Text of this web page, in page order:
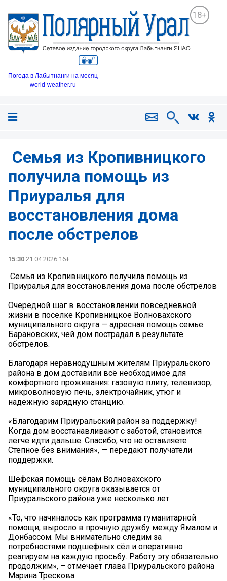
18+
Погода в Лабытнанги на месяц
world-weather.ru
️ Семья из Кропивницкого
получила помощь из
Приуралья для
восстановления дома
после обстрелов
15:30 21.04.2026 16+
️ Семья из Кропивницкого получила помощь из
Приуралья для восстановления дома после обстрелов
Очередной шаг в восстановлении повседневной
жизни в поселке Кропивницкое Волновахского
муниципального округа — адресная помощь семье
Барановских, чей дом пострадал в результате
обстрелов.
Благодаря неравнодушным жителям Приуральского
района в дом доставили всё необходимое для
комфортного проживания: газовую плиту, телевизор,
микроволновую печь, электрочайник, утюг и
надёжную зарядную станцию.
«Благодарим Приуральский район за поддержку!
Когда дом восстанавливают с заботой, становится
легче идти дальше. Спасибо, что не оставляете
Степное без внимания», — передают получатели
поддержки.
Шефская помощь сёлам Волновахского
муниципального округа оказывается от
Приуральского района уже несколько лет.
«То, что начиналось как программа гуманитарной
помощи, выросло в прочную дружбу между Ямалом и
Донбассом. Мы внимательно следим за
потребностями подшефных сёл и оперативно
реагируем на каждую просьбу. Работу эту обязательно
продолжим», – отмечает глава Приуральского района
Марина Трескова.